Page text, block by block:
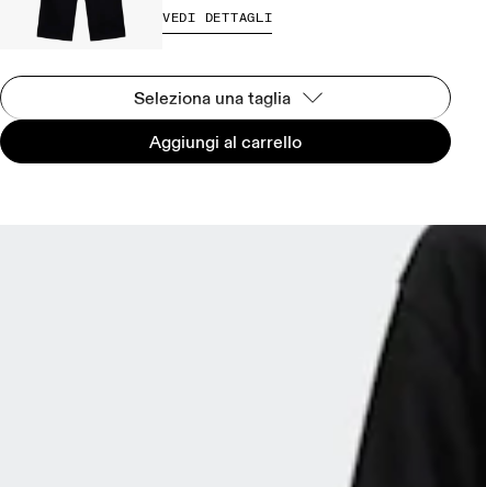
VEDI DETTAGLI
Seleziona una taglia
Aggiungi al carrello